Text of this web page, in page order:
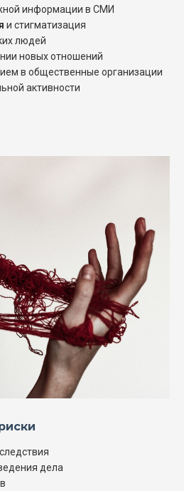
информации в СМИ
и стигматизация
людей
новых отношений
в общественные организации
активности
дела